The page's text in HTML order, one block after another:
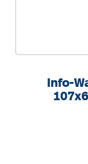
Info-